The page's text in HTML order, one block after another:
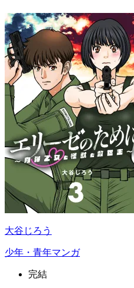
大谷じろう
少年・青年マンガ
完結